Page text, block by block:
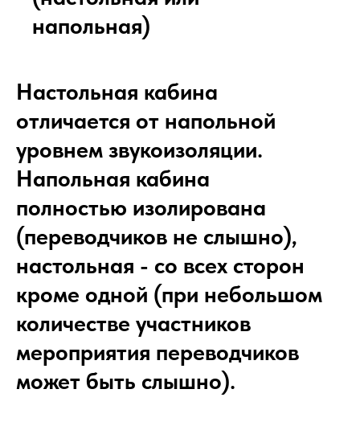
напольная)
Настольная кабина
отличается от напольной
уровнем звукоизоляции.
Напольная кабина
полностью изолирована
(переводчиков не слышно),
настольная - со всех сторон
кроме одной (при небольшом
количестве участников
мероприятия переводчиков
может быть слышно).